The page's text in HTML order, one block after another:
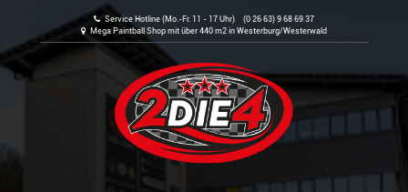
Service Hotline (Mo.-Fr. 11 - 17 Uhr) (0 26 63) 9 68 69 37
Mega Paintball Shop mit über 440 m2 in Westerburg/Westerwald